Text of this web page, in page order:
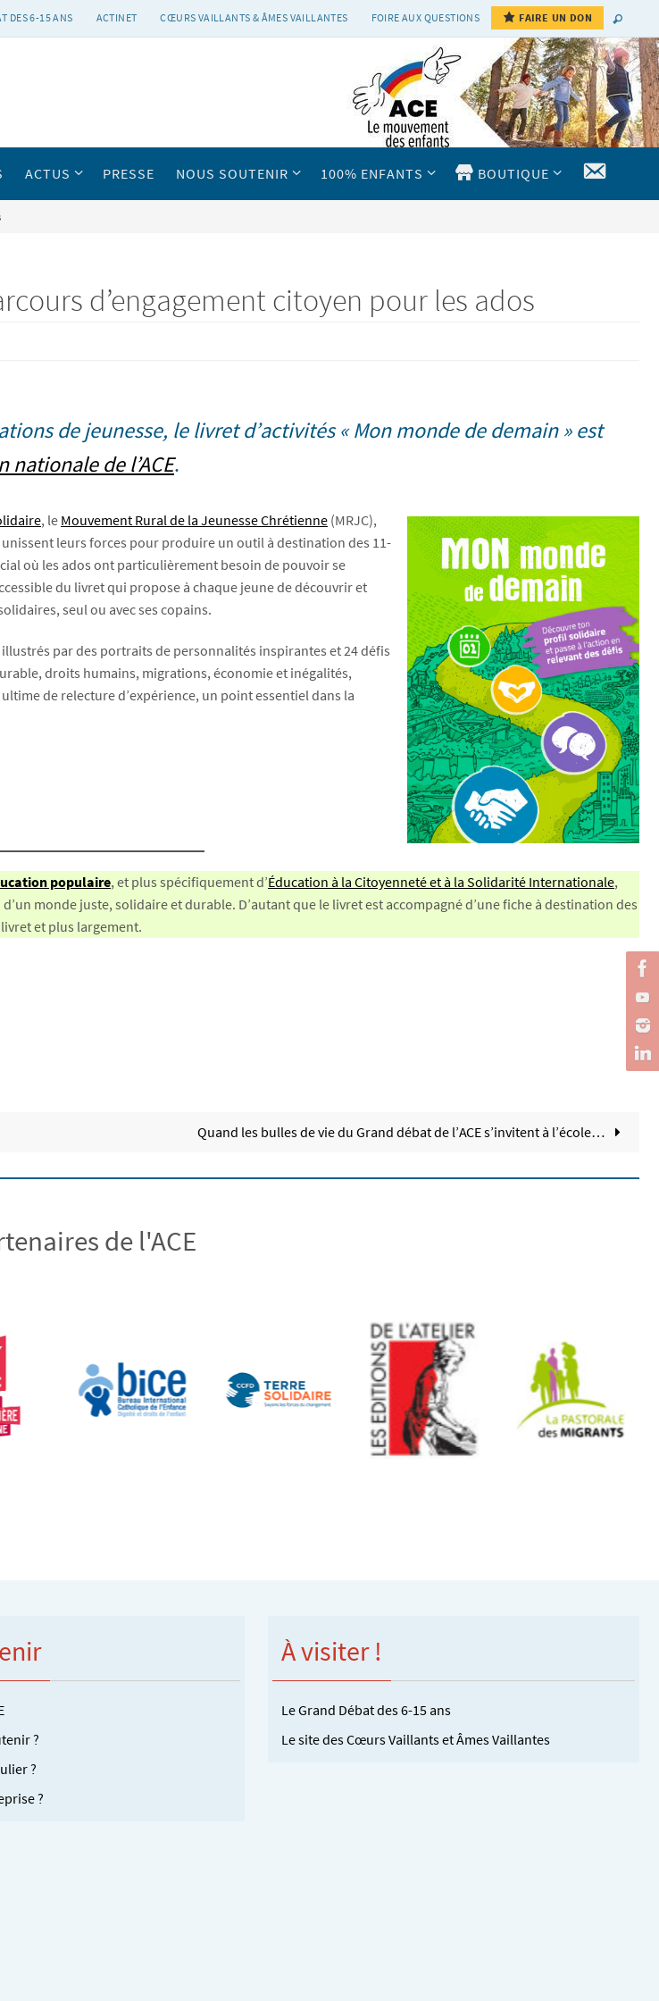
DES 6-15 ANS ACTINET CŒURS VAILLANTS & ÂMES VAILLANTES FOIRE AUX QUESTIONS FAIRE UN DON
ACTUS PRESSE NOUS SOUTENIR 100% ENFANTS BOUTIQUE
d’engagement citoyen pour les ados
de jeunesse, le livret d’activités « Mon monde de demain » est
nationale de l’ACE.
, le Mouvement Rural de la Jeunesse Chrétienne (MRJC),
unissent leurs forces pour produire un outil à destination des 11-
où les ados ont particulièrement besoin de pouvoir se
du livret qui propose à chaque jeune de découvrir et
seul ou avec ses copains.
par des portraits de personnalités inspirantes et 24 défis
droits humains, migrations, économie et inégalités,
de relecture d’expérience, un point essentiel dans la
populaire, et plus spécifiquement d’Éducation à la Citoyenneté et à la Solidarité Internationale,
monde juste, solidaire et durable. D’autant que le livret est accompagné d’une fiche à destination des
et plus largement.
Quand les bulles de vie du Grand débat de l’ACE s’invitent à l’école…
de l'ACE
?
?
?
À visiter !
Le Grand Débat des 6-15 ans
Le site des Cœurs Vaillants et Âmes Vaillantes